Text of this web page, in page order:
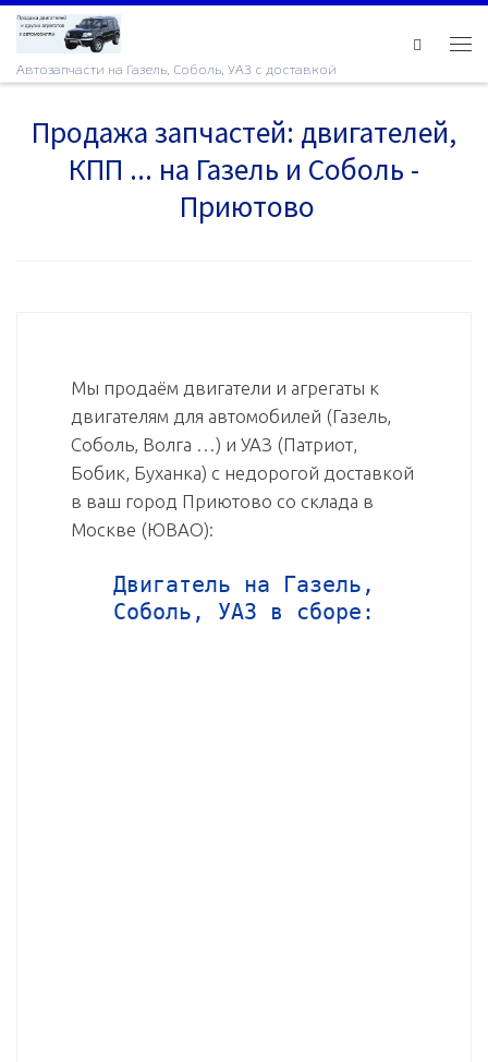
Skip to content
Автозапчасти на Газель, Соболь, УАЗ с доставкой
Продажа запчастей: двигателей,
КПП ... на Газель и Соболь -
Приютово
Мы продаём двигатели и агрегаты к
двигателям для автомобилей (Газель,
Соболь, Волга …) и УАЗ (Патриот,
Бобик, Буханка) с недорогой доставкой
в ваш город Приютово со склада в
Москве (ЮВАО):
Двигатель на Газель,
Соболь, УАЗ в сборе: